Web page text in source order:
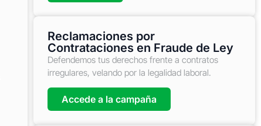
Reclamaciones por
Contrataciones en Fraude de Ley
Defendemos tus derechos frente a contratos
irregulares, velando por la legalidad laboral.
Accede a la campaña